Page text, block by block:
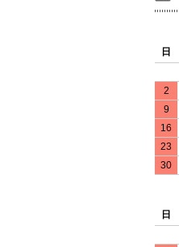
日
2
9
16
23
30
日